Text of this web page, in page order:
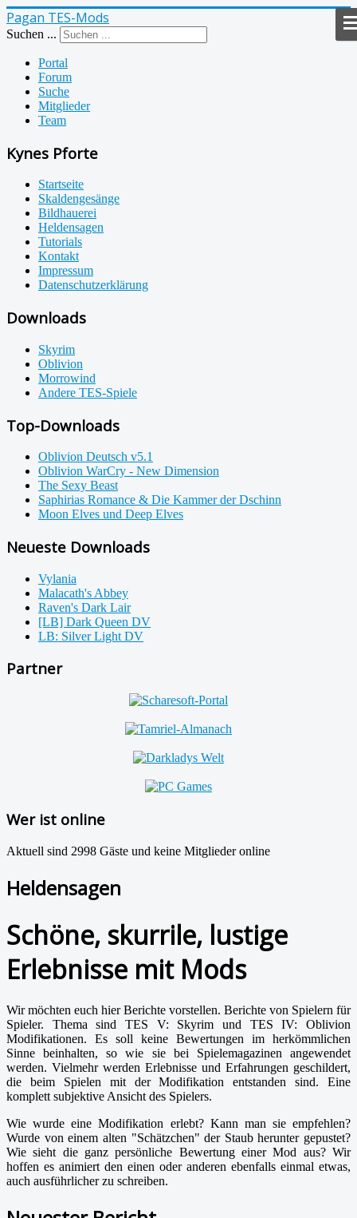
Pagan TES-Mods
Suchen ...
Portal
Forum
Suche
Mitglieder
Team
Kynes Pforte
Startseite
Skaldengesänge
Bildhauerei
Heldensagen
Tutorials
Kontakt
Impressum
Datenschutzerklärung
Downloads
Skyrim
Oblivion
Morrowind
Andere TES-Spiele
Top-Downloads
Oblivion Deutsch v5.1
Oblivion WarCry - New Dimension
The Sexy Beast
Saphirias Romance & Die Kammer der Dschinn
Moon Elves und Deep Elves
Neueste Downloads
Vylania
Malacath's Abbey
Raven's Dark Lair
[LB] Dark Queen DV
LB: Silver Light DV
Partner
Wer ist online
Aktuell sind 2998 Gäste und keine Mitglieder online
Heldensagen
Schöne, skurrile, lustige
Erlebnisse mit Mods
Wir möchten euch hier Berichte vorstellen. Berichte von Spielern für
Spieler. Thema sind TES V: Skyrim und TES IV: Oblivion
Modifikationen. Es soll keine Bewertungen im herkömmlichen
Sinne beinhalten, so wie sie bei Spielemagazinen angewendet
werden. Vielmehr werden Erlebnisse und Erfahrungen geschildert,
die beim Spielen mit der Modifikation entstanden sind. Eine
komplett subjektive Ansicht des Spielers.
Wie wurde eine Modifikation erlebt? Kann man sie empfehlen?
Wurde von einem alten "Schätzchen" der Staub herunter gepustet?
Wie sieht die ganz persönliche Bewertung einer Mod aus? Wir
hoffen es animiert den einen oder anderen ebenfalls einmal etwas,
auch ausführlicher zu schreiben.